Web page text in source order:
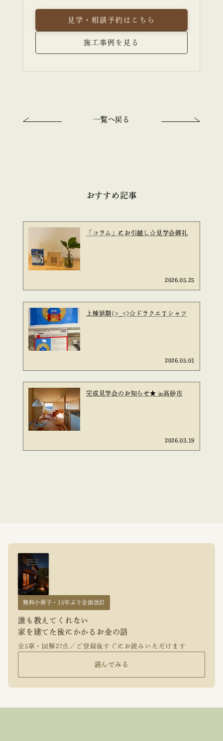
見学・相談予約はこちら
施工事例を見る
一覧へ戻る
おすすめ記事
「コラム」にお引越し☆見学会御礼
2026.05.25
上棟延期(>_<)☆ドラクエＴシャツ
2026.05.01
完成見学会のお知らせ★ in高砂市
2026.03.19
無料小冊子・15年ぶり全面改訂
誰も教えてくれない
家を建てた後にかかるお金の話
全5章・図解27点／ご登録後すぐにお読みいただけます
読んでみる